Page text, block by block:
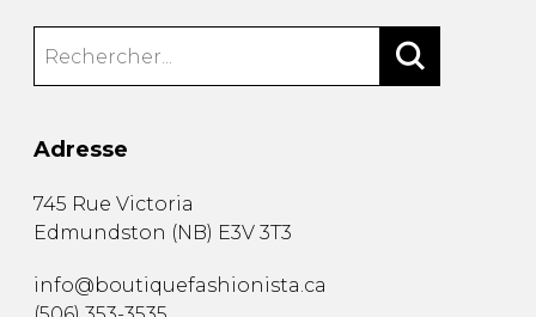
Adresse
745 Rue Victoria
Edmundston (NB) E3V 3T3
info@boutiquefashionista.ca